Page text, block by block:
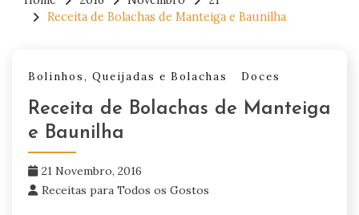
Receita de Bolachas de Manteiga e Baunilha
Bolinhos, Queijadas e Bolachas Doces
Receita de Bolachas de Manteiga
e Baunilha
21 Novembro, 2016
Receitas para Todos os Gostos